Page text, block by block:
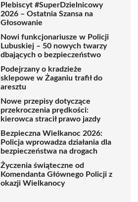
Plebiscyt #SuperDzielnicowy
2026 – Ostatnia Szansa na
Głosowanie
Nowi funkcjonariusze w Policji
Lubuskiej – 50 nowych twarzy
dbających o bezpieczeństwo
Podejrzany o kradzieże
sklepowe w Żaganiu trafił do
aresztu
Nowe przepisy dotyczące
przekroczenia prędkości:
kierowca stracił prawo jazdy
Bezpieczna Wielkanoc 2026:
Policja wprowadza działania dla
bezpieczeństwa na drogach
Życzenia świąteczne od
Komendanta Głównego Policji z
okazji Wielkanocy